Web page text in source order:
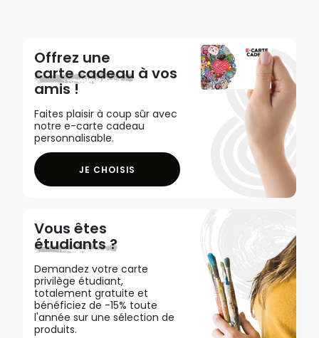
Offrez une
carte cadeau à vos
amis !
Faites plaisir à coup sûr avec
notre e-carte cadeau
personnalisable.
JE CHOISIS
Vous êtes
étudiants ?
Demandez votre carte
privilège étudiant,
totalement gratuite et
bénéficiez de -15% toute
l'année sur une sélection de
produits.